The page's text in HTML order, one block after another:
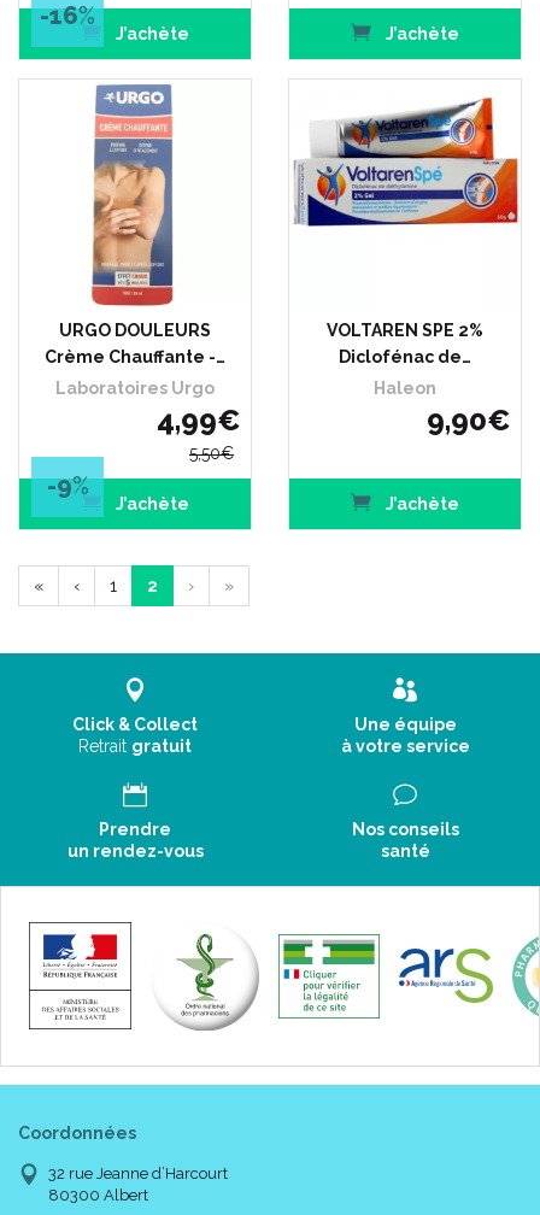
-16%
J’achète J’achète
URGO DOULEURS
Crème Chauffante -…
Laboratoires Urgo
4,99€
5,50€
-9%
J’achète
VOLTAREN SPE 2%
Diclofénac de…
Haleon
9,90€
J’achète
« ‹ 1 2 › »
Click & Collect
Retrait gratuit
Une équipe
à votre service
Prendre
un rendez-vous
Nos conseils
santé
Coordonnées
32 rue Jeanne d’Harcourt
80300 Albert